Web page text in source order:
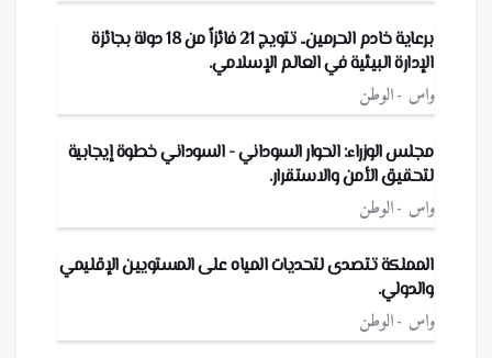
برعاية خادم الحرمين.. تتويج 21 فائزاً من 18 دولة بجائزة
الإدارة البيئية في العالم الإسلامي.
واس الوطن
مجلس الوزراء: الحوار السوداني - السوداني خطوة إيجابية
لتحقيق الأمن والاستقرار.
واس الوطن
المملكة تتصدى لتحديات المياه على المستويين الإقليمي
والدولي.
واس الوطن